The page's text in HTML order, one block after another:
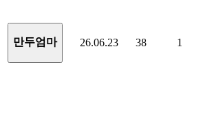
만두엄마 26.06.23 38 1